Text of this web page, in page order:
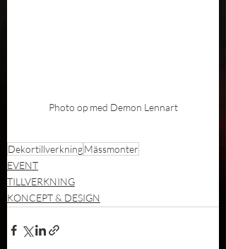
Photo op med Demon Lennart
DekortillverkningMässmonter
EVENT
TILLVERKNING
KONCEPT & DESIGN